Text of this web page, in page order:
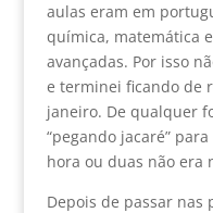
aulas eram em
química, matemática
avançadas. Por isso
e terminei ficando de
janeiro. De qualquer
“pegando jacaré”
hora ou duas não era
Depois de passar nas